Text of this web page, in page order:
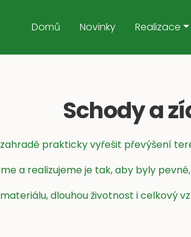
Domů Novinky Realizace
Schody a
prakticky vyřešit převýšení
a realizujeme je tak, aby byly
dlouhou životnost i celkový